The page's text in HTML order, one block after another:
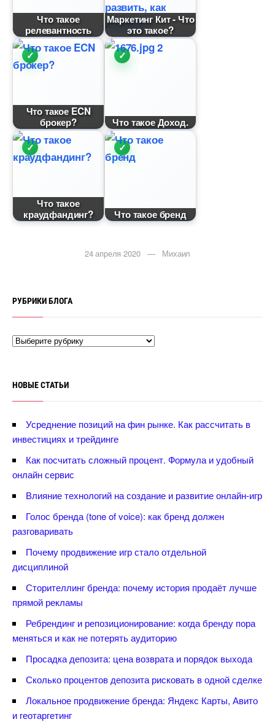
Что такое
релевантность
Маркетинг Кит - Что
это такое?
Что такое ECN
рокер?
Что такое Доход.
Что такое
краудфандинг?
Что такое бренд
24 апреля 2020 — Михаил
РУБРИКИ БЛОГА
НОВЫЕ СТАТЬИ
Усреднение позиций на фин рынке. Как рассчитать
инвестициях и трейдинге
Как посчитать сложный процент. Формула и удобный
онлайн сервис
лияние технологий на создание и развитие онлайн-игр
Голос бренда (tone of voice): как бренд должен
разговаривать
Почему продвижение игр стало отдельной
дисциплиной
Сторителлинг бренда: почему история продаёт лучше
прямой рекламы
Ребрендинг и репозиционирование: когда бренду пора
меняться и как не потерять аудиторию
Просадка депозита: цена возврата и порядок выхода
Сколько процентов депозита рисковать в одной сделке
Локальное продвижение бренда: Яндекс Карты, Авито
и геотаргетин